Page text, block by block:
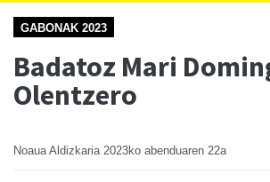
GABONAK 2023
Badatoz Mari
Olentzero
Noaua Aldizkaria 2023ko abenduaren 22a